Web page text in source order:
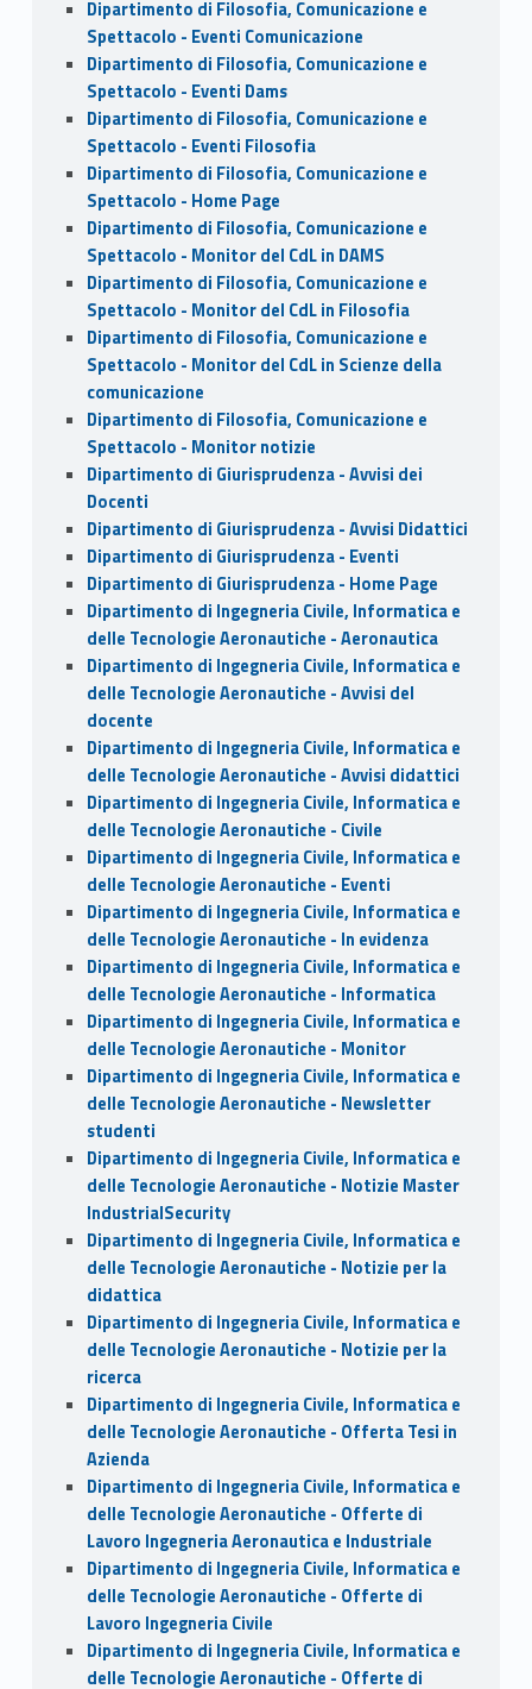
Dipartimento di Filosofia, Comunicazione e
Spettacolo - Eventi Comunicazione
Dipartimento di Filosofia, Comunicazione e
Spettacolo - Eventi Dams
Dipartimento di Filosofia, Comunicazione e
Spettacolo - Eventi Filosofia
Dipartimento di Filosofia, Comunicazione e
Spettacolo - Home Page
Dipartimento di Filosofia, Comunicazione e
Spettacolo - Monitor del CdL in DAMS
Dipartimento di Filosofia, Comunicazione e
Spettacolo - Monitor del CdL in Filosofia
Dipartimento di Filosofia, Comunicazione e
Spettacolo - Monitor del CdL in Scienze della
comunicazione
Dipartimento di Filosofia, Comunicazione e
Spettacolo - Monitor notizie
Dipartimento di Giurisprudenza - Avvisi dei
Docenti
Dipartimento di Giurisprudenza - Avvisi Didattici
Dipartimento di Giurisprudenza - Eventi
Dipartimento di Giurisprudenza - Home Page
Dipartimento di Ingegneria Civile, Informatica e
delle Tecnologie Aeronautiche - Aeronautica
Dipartimento di Ingegneria Civile, Informatica e
delle Tecnologie Aeronautiche - Avvisi del
docente
Dipartimento di Ingegneria Civile, Informatica e
delle Tecnologie Aeronautiche - Avvisi didattici
Dipartimento di Ingegneria Civile, Informatica e
delle Tecnologie Aeronautiche - Civile
Dipartimento di Ingegneria Civile, Informatica e
delle Tecnologie Aeronautiche - Eventi
Dipartimento di Ingegneria Civile, Informatica e
delle Tecnologie Aeronautiche - In evidenza
Dipartimento di Ingegneria Civile, Informatica e
delle Tecnologie Aeronautiche - Informatica
Dipartimento di Ingegneria Civile, Informatica e
delle Tecnologie Aeronautiche - Monitor
Dipartimento di Ingegneria Civile, Informatica e
delle Tecnologie Aeronautiche - Newsletter
studenti
Dipartimento di Ingegneria Civile, Informatica e
delle Tecnologie Aeronautiche - Notizie Master
IndustrialSecurity
Dipartimento di Ingegneria Civile, Informatica e
delle Tecnologie Aeronautiche - Notizie per la
didattica
Dipartimento di Ingegneria Civile, Informatica e
delle Tecnologie Aeronautiche - Notizie per la
ricerca
Dipartimento di Ingegneria Civile, Informatica e
delle Tecnologie Aeronautiche - Offerta Tesi in
Azienda
Dipartimento di Ingegneria Civile, Informatica e
delle Tecnologie Aeronautiche - Offerte di
Lavoro Ingegneria Aeronautica e Industriale
Dipartimento di Ingegneria Civile, Informatica e
delle Tecnologie Aeronautiche - Offerte di
Lavoro Ingegneria Civile
Dipartimento di Ingegneria Civile, Informatica e
delle Tecnologie Aeronautiche - Offerte di